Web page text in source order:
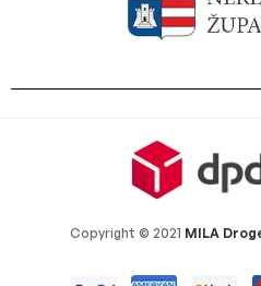
Copyright © 2021 MILA